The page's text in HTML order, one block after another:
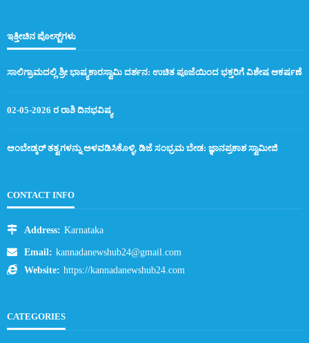
ಇತ್ತೀಚಿನ ಪೋಸ್ಟ್‌ಗಳು
ಸಾಲಿಗ್ರಾಮದಲ್ಲಿ ಶ್ರೀ ಭಾಷ್ಯಕಾರಸ್ವಾಮಿ ದರ್ಶನ: ಉಚಿತ ಪೂಜೆಯಿಂದ ಭಕ್ತರಿಗೆ ವಿಶೇಷ ಆಕರ್ಷಣೆ
02-05-2026 ರ ರಾಶಿ ದಿನಭವಿಷ್ಯ
ಅಂಬೇಡ್ಕರ್ ತತ್ವಗಳನ್ನು ಅಳವಡಿಸಿಕೊಳ್ಳಿ, ಡಿಜೆ ಸಂಭ್ರಮ ಬೇಡ: ಜ್ಞಾನಪ್ರಕಾಶ ಸ್ವಾಮೀಜಿ
CONTACT INFO
Address: Karnataka
Email: kannadanewshub24@gmail.com
Website: https://kannadanewshub24.com
CATEGORIES